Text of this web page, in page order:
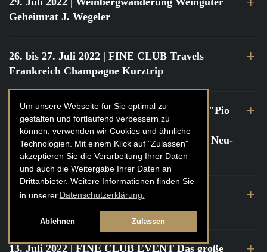
Um unsere Webseite für Sie optimal zu
gestalten und fortlaufend verbessern zu
können, verwenden wir Cookies und ähnliche
Technologien. Mit einem Klick auf "Zulassen"
akzeptieren Sie die Verarbeitung Ihrer Daten
und auch die Weitergabe Ihrer Daten an
Drittanbieter. Weitere Informationen finden Sie
in unserer Datenschutzerklärung.
Ablehnen Zulassen
Geheimrat J. Wegeler
26. bis 27. Juli 2022 | FINE CLUB Travels
Frankreich Champagne Kurztrip
22. Juli 2022| FINE CLUB Private Dinner "Pio
Cesare" mit Tochter Frederica Pio Boffa @
FINE CLUB Clubhouse Alter Haferkasten, Neu-
Isenburg
21. bis 22. Juli 2022| FINE CLUB Travels
Frankreich Burgund Kurztrip
13. Juli 2022 | FINE CLUB EVENT Das große